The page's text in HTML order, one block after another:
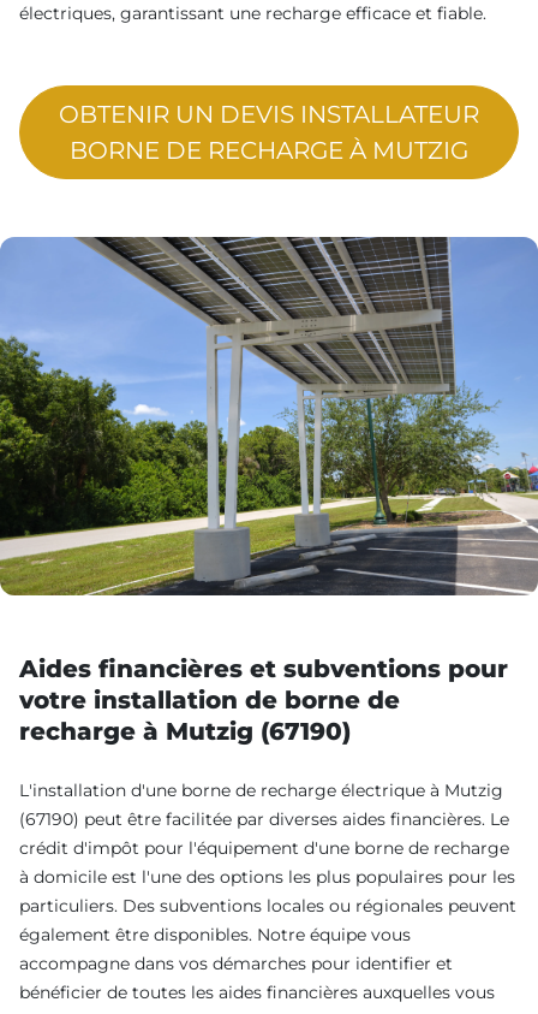
électriques, garantissant une recharge efficace et fiable.
OBTENIR UN DEVIS INSTALLATEUR
BORNE DE RECHARGE À MUTZIG
Aides financières et subventions pour
votre installation de borne de
recharge à Mutzig (67190)
L'installation d'une borne de recharge électrique à Mutzig
(67190) peut être facilitée par diverses aides financières. Le
crédit d'impôt pour l'équipement d'une borne de recharge
à domicile est l'une des options les plus populaires pour les
particuliers. Des subventions locales ou régionales peuvent
également être disponibles. Notre équipe vous
accompagne dans vos démarches pour identifier et
bénéficier de toutes les aides financières auxquelles vous